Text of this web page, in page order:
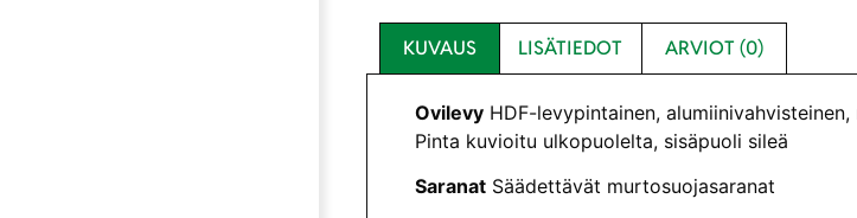
KUVAUS LISÄTIEDOT ARVIOT (0)
OvilevyHDF-levypintainen,
Pinta kuvioitu ulkopuolelta, sisäpuoli sileä
SaranatSäädettävät murtosuojasaranat